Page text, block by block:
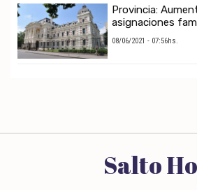
Provincia:
asignaciones
08/06/2021 - 07:56hs.
Salto